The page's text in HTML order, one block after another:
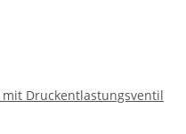
mit Druckentlastungsventil